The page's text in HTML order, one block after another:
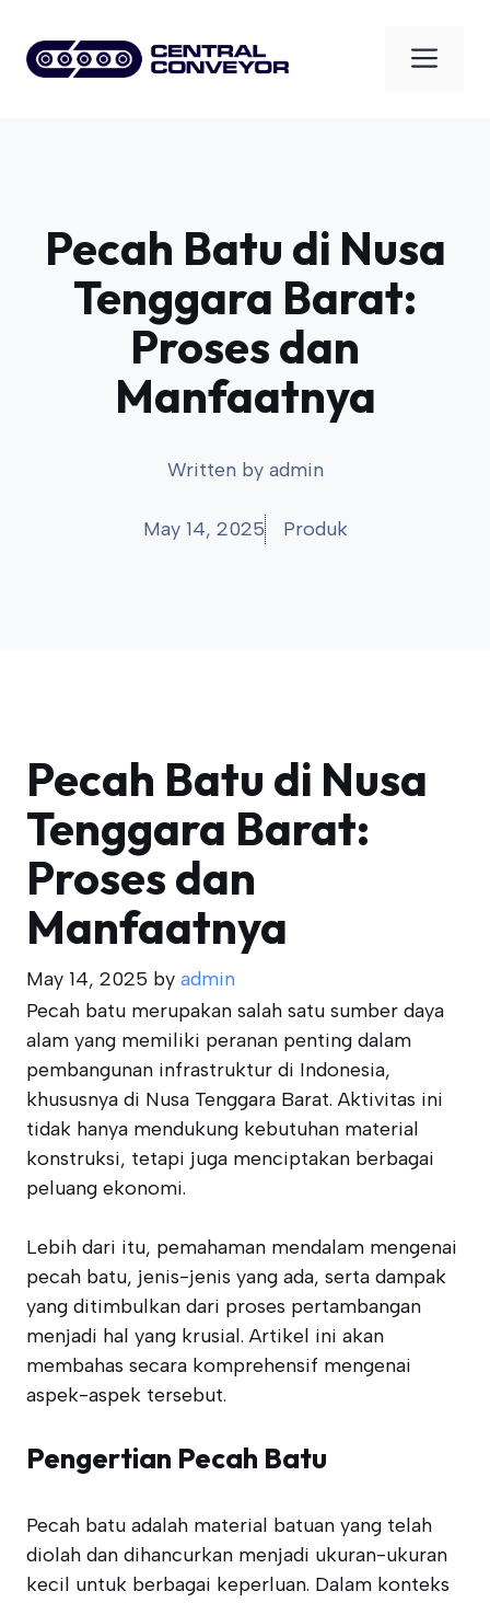
content
Pecah Batu di Nusa
Tenggara Barat:
Proses dan
Manfaatnya
Written by admin
May 14, 2025 Produk
Pecah Batu di Nusa
Tenggara Barat:
Proses dan
Manfaatnya
May 14, 2025 by admin
Pecah batu merupakan salah satu sumber daya
alam yang memiliki peranan penting dalam
pembangunan infrastruktur di Indonesia,
khususnya di Nusa Tenggara Barat. Aktivitas ini
tidak hanya mendukung kebutuhan material
konstruksi, tetapi juga menciptakan berbagai
peluang ekonomi.
Lebih dari itu, pemahaman mendalam mengenai
pecah batu, jenis-jenis yang ada, serta dampak
yang ditimbulkan dari proses pertambangan
menjadi hal yang krusial. Artikel ini akan
membahas secara komprehensif mengenai
aspek-aspek tersebut.
Pengertian Pecah Batu
Pecah batu adalah material batuan yang telah
diolah dan dihancurkan menjadi ukuran-ukuran
kecil untuk berbagai keperluan. Dalam konteks